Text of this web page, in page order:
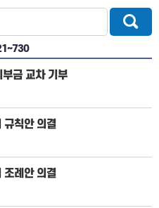
금 교차 기부
규칙안 의결
조례안 의결